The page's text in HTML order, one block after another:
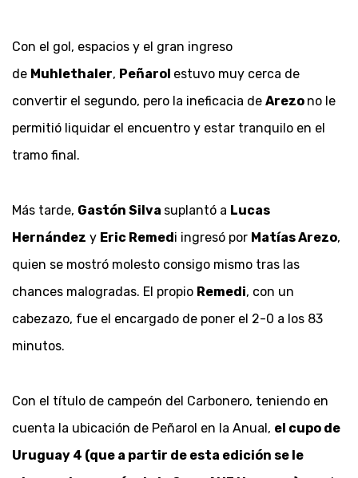
Con el gol, espacios y el gran ingreso
de Muhlethaler, Peñarol estuvo muy cerca de
convertir el segundo, pero la ineficacia de Arezo no le
permitió liquidar el encuentro y estar tranquilo en el
tramo final.
Más tarde, Gastón Silva suplantó a Lucas
Hernández y Eric Remedi ingresó por Matías Arezo,
quien se mostró molesto consigo mismo tras las
chances malogradas. El propio Remedi, con un
cabezazo, fue el encargado de poner el 2-0 a los 83
minutos.
Con el título de campeón del Carbonero, teniendo en
cuenta la ubicación de Peñarol en la Anual, el cupo de
Uruguay 4 (que a partir de esta edición se le